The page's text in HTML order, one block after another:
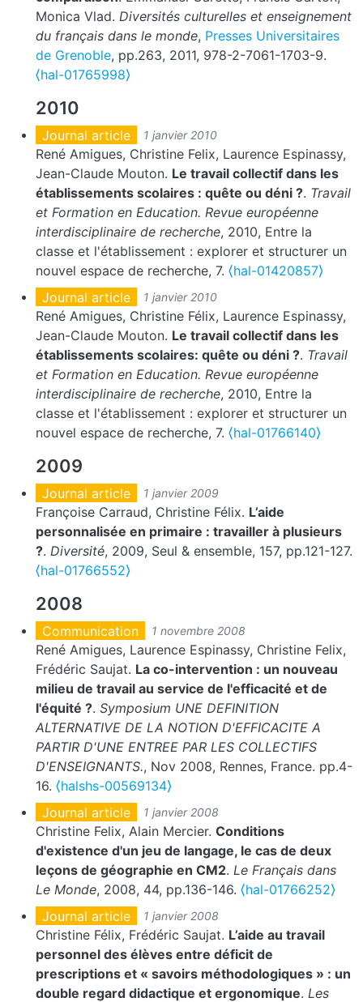
Monica Vlad. Diversités culturelles et enseignement
du français dans le monde, Presses Universitaires
de Grenoble, pp.263, 2011, 978-2-7061-1703-9.
⟨hal-01765998⟩
2010
Journal article 1 janvier 2010
René Amigues, Christine Felix, Laurence Espinassy,
Jean-Claude Mouton. Le travail collectif dans les
établissements scolaires : quête ou déni ?. Travail
et Formation en Education. Revue européenne
interdisciplinaire de recherche, 2010, Entre la
classe et l'établissement : explorer et structurer un
nouvel espace de recherche, 7. ⟨hal-01420857⟩
Journal article
1 janvier 2010
René Amigues, Christine Félix, Laurence Espinassy,
Jean-Claude Mouton. Le travail collectif dans les
établissements scolaires: quête ou déni ?. Travail
et Formation en Education. Revue européenne
interdisciplinaire de recherche, 2010, Entre la
classe et l'établissement : explorer et structurer un
nouvel espace de recherche, 7. ⟨hal-01766140⟩
2009
Journal article 1 janvier 2009
Françoise Carraud, Christine Félix. L’aide
personnalisée en primaire : travailler à plusieurs
?. Diversité, 2009, Seul & ensemble, 157, pp.121-127.
⟨hal-01766552⟩
2008
Communication 1 novembre 2008
René Amigues, Laurence Espinassy, Christine Felix,
Frédéric Saujat. La co-intervention : un nouveau
milieu de travail au service de l'efficacité et de
l'équité ?. Symposium UNE DEFINITION
ALTERNATIVE DE LA NOTION D'EFFICACITE A
PARTIR D'UNE ENTREE PAR LES COLLECTIFS
D'ENSEIGNANTS., Nov 2008, Rennes, France. pp.4-
16. ⟨halshs-00569134⟩
Journal article
1 janvier 2008
Christine Felix, Alain Mercier. Conditions
d'existence d'un jeu de langage, le cas de deux
leçons de géographie en CM2. Le Français dans
Le Monde, 2008, 44, pp.136-146. ⟨hal-01766252⟩
Journal article
1 janvier 2008
Christine Félix, Frédéric Saujat. L’aide au travail
personnel des élèves entre déficit de
prescriptions et « savoirs méthodologiques » : un
double regard didactique et ergonomique. Les